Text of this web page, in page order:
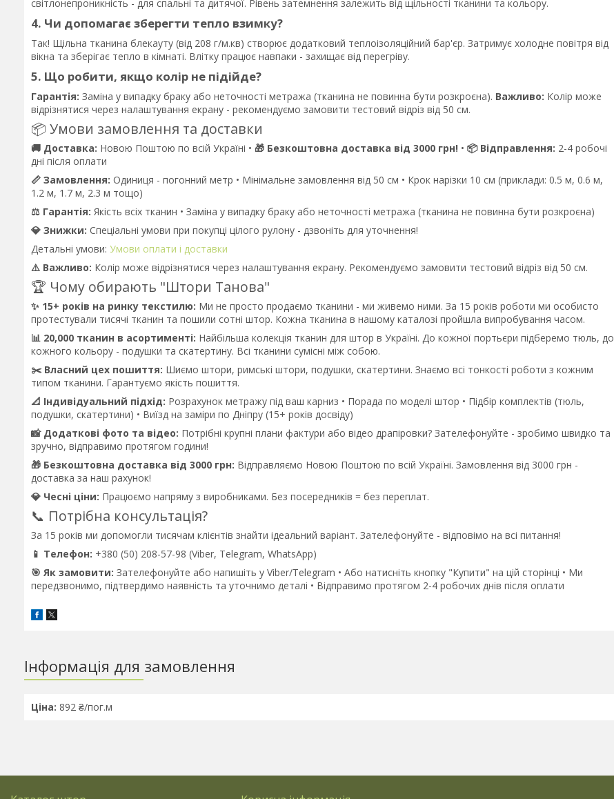
світлонепроникність - для спальні та дитячої. Рівень затемнення залежить від щільності тканини та кольору.
4. Чи допомагає зберегти тепло взимку?
Так! Щільна тканина блекауту (від 208 г/м.кв) створює додатковий теплоізоляційний бар'єр. Затримує холодне повітря від
вікна та зберігає тепло в кімнаті. Влітку працює навпаки - захищає від перегріву.
5. Що робити, якщо колір не підійде?
Гарантія: Заміна у випадку браку або неточності метража (тканина не повинна бути розкроєна). Важливо: Колір може
відрізнятися через налаштування екрану - рекомендуємо замовити тестовий відріз від 50 см.
📦 Умови замовлення та доставки
🚚 Доставка: Новою Поштою по всій Україні • 🎁 Безкоштовна доставка від 3000 грн! • 📦 Відправлення: 2-4 робочі
дні після оплати
📏 Замовлення: Одиниця - погонний метр • Мінімальне замовлення від 50 см • Крок нарізки 10 см (приклади: 0.5 м, 0.6 м,
1.2 м, 1.7 м, 2.3 м тощо)
⚖️ Гарантія: Якість всіх тканин • Заміна у випадку браку або неточності метража (тканина не повинна бути розкроєна)
💎 Знижки: Спеціальні умови при покупці цілого рулону - дзвоніть для уточнення!
Детальні умови: Умови оплати і доставки
⚠️ Важливо: Колір може відрізнятися через налаштування екрану. Рекомендуємо замовити тестовий відріз від 50 см.
🏆 Чому обирають "Штори Танова"
✨ 15+ років на ринку текстилю: Ми не просто продаємо тканини - ми живемо ними. За 15 років роботи ми особисто
протестували тисячі тканин та пошили сотні штор. Кожна тканина в нашому каталозі пройшла випробування часом.
📊 20,000 тканин в асортименті: Найбільша колекція тканин для штор в Україні. До кожної портьєри підберемо тюль, до
кожного кольору - подушки та скатертину. Всі тканини сумісні між собою.
✂️ Власний цех пошиття: Шиємо штори, римські штори, подушки, скатертини. Знаємо всі тонкості роботи з кожним
типом тканини. Гарантуємо якість пошиття.
📐 Індивідуальний підхід: Розрахунок метражу під ваш карниз • Порада по моделі штор • Підбір комплектів (тюль,
подушки, скатертини) • Виїзд на заміри по Дніпру (15+ років досвіду)
📸 Додаткові фото та відео: Потрібні крупні плани фактури або відео драпіровки? Зателефонуйте - зробимо швидко та
зручно, відправимо протягом години!
🎁 Безкоштовна доставка від 3000 грн: Відправляємо Новою Поштою по всій Україні. Замовлення від 3000 грн -
доставка за наш рахунок!
💎 Чесні ціни: Працюємо напряму з виробниками. Без посередників = без переплат.
📞 Потрібна консультація?
За 15 років ми допомогли тисячам клієнтів знайти ідеальний варіант. Зателефонуйте - відповімо на всі питання!
📱 Телефон: +380 (50) 208-57-98 (Viber, Telegram, WhatsApp)
🎯 Як замовити: Зателефонуйте або напишіть у Viber/Telegram • Або натисніть кнопку "Купити" на цій сторінці • Ми
передзвонимо, підтвердимо наявність та уточнимо деталі • Відправимо протягом 2-4 робочих днів після оплати
Інформація для замовлення
Ціна: 892 ₴/пог.м